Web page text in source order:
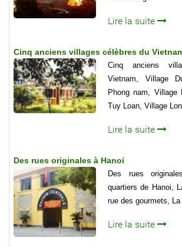
Lire la suite
Cinq anciens villages célèbres du
Cinq anciens
Vietnam, Village
Phong nam, Village
Tuy Loan, Village
Lire la suite
Des rues originales à Hanoi
Des rues
quartiers de Hanoi,
rue des gourmets,
Lire la suite